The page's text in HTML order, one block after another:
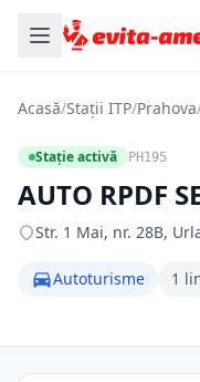
Acasă/Stații ITP/Prahova
Stație activă PH195
AUTO RPDF
Str. 1 Mai, nr. 28B,
Autoturisme 1